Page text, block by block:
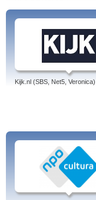
Kijk.nl (SBS, Net5, Veronica)